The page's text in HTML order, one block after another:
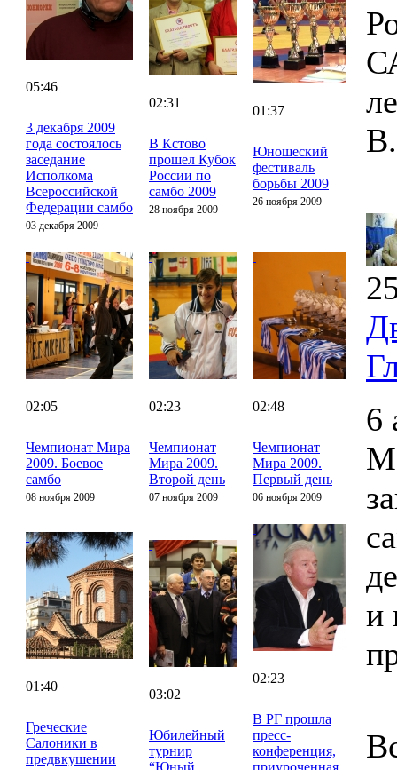
05:46
3 декабря 2009
года состоялось
заседание
Исполкома
Всероссийской
Федерации самбо
03 декабря 2009
02:31
В Кстово
прошел Кубок
России по
самбо 2009
28 ноября 2009
01:37
Юношеский
фестиваль
борьбы 2009
26 ноября 2009
02:05
Чемпионат Мира
2009. Боевое
самбо
08 ноября 2009
02:23
Чемпионат
Мира 2009.
Второй день
07 ноября 2009
02:48
Чемпионат
Мира 2009.
Первый день
06 ноября 2009
01:40
Греческие
Салоники в
предвкушении
03:02
Юбилейный
турнир
“Юный
02:23
В РГ прошла
пресс-
конференция,
приуроченная
6
и